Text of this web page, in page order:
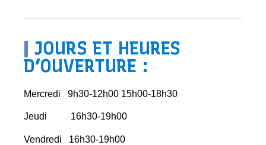
| JOURS ET HEURES
D’OUVERTURE :
Mercredi 9h30-12h00 15h00-18h30
Jeudi 16h30-19h00
Vendredi 16h30-19h00